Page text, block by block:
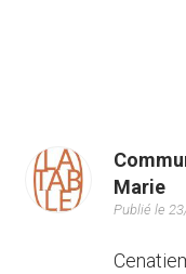
Marie
Publié le